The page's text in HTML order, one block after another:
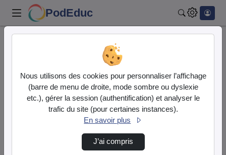
PodEduc
Reportage salon Educatech.mp4
Lire
Nous utilisons des cookies pour personnaliser l’affichage
(barre de menu de droite, mode sombre ou dyslexie
etc.), gérer la session (authentification) et analyser le
trafic du site (pour certaines instances).
En savoir plus
J’ai compris